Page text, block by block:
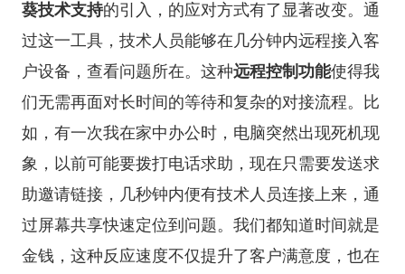
葵技术支持的引入，的应对方式有了显著改变。通
过这一工具，技术人员能够在几分钟内远程接入客
户设备，查看问题所在。这种远程控制功能使得我
们无需再面对长时间的等待和复杂的对接流程。比
如，有一次我在家中办公时，电脑突然出现死机现
象，以前可能要拨打电话求助，现在只需要发送求
助邀请链接，几秒钟内便有技术人员连接上来，通
过屏幕共享快速定位到问题。我们都知道时间就是
金钱，这种反应速度不仅提升了客户满意度，也在